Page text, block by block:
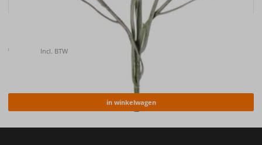
Kunstbloem Korenbloem (Centaurea cyanus) , 66cm
€ Incl. BTW
in winkelwagen